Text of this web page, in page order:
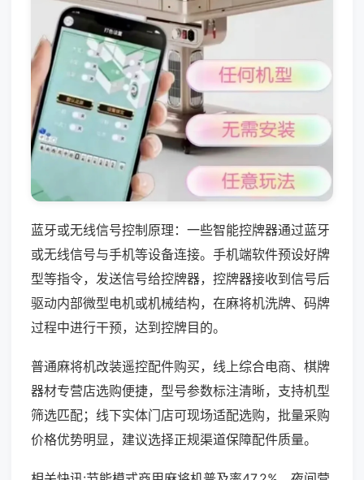
蓝牙或无线信号控制原理：一些智能控牌器通过蓝牙
或无线信号与手机等设备连接。手机端软件预设好牌
型等指令，发送信号给控牌器，控牌器接收到信号后
驱动内部微型电机或机械结构，在麻将机洗牌、码牌
过程中进行干预，达到控牌目的。
普通麻将机改装遥控配件购买，线上综合电商、棋牌
器材专营店选购便捷，型号参数标注清晰，支持机型
筛选匹配；线下实体门店可现场适配选购，批量采购
价格优势明显，建议选择正规渠道保障配件质量。